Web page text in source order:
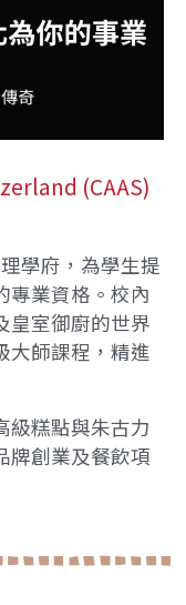
(CAAS)
學府，為學生提
專業資格。校內
皇室御廚的世界
大師課程，精進
級糕點與朱古力
牌創業及餐飲項